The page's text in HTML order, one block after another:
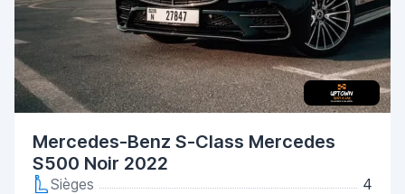
Mercedes-Benz S-Class Mercedes
S500 Noir 2022
Sièges
4